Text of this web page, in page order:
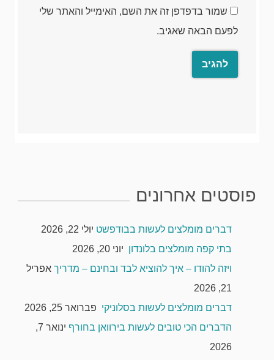
שמור בדפדפן זה את השם, האימייל והאתר שלי
לפעם הבאה שאגיב.
פוסטים אחרונים
דברים מומלצים לעשות בבודפשט יולי 22, 2026
בתי קפה מומלצים בלונדון יוני 20, 2026
ויזה להודו – איך להוציא לבד ובחינם – מדריך אפריל
21, 2026
דברים מומלצים לעשות בסלוניקי פברואר 25, 2026
הדברים הכי טובים לעשות בירוואן בחורף
ינואר 7,
2026